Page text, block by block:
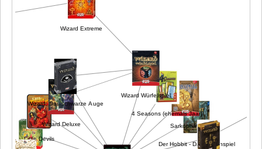
Wizard Extreme
Little Devils
Der Hobbit - Das Kartenspiel
Sarkophag
4 Seasons (ehemals Jaar)
Wizard Würfelspiel
Wizard Deluxe
Wizard: Das schwarze Auge